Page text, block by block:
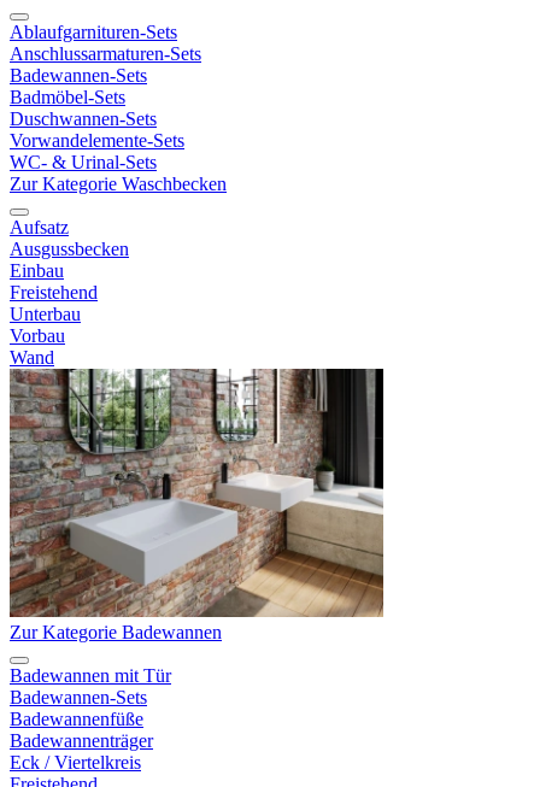
Ablaufgarnituren-Sets
Anschlussarmaturen-Sets
Badewannen-Sets
Badmöbel-Sets
Duschwannen-Sets
Vorwandelemente-Sets
WC- & Urinal-Sets
Zur Kategorie Waschbecken
Aufsatz
Ausgussbecken
Einbau
Freistehend
Unterbau
Vorbau
Wand
Zur Kategorie Badewannen
Badewannen mit Tür
Badewannen-Sets
Badewannenfüße
Badewannenträger
Eck / Viertelkreis